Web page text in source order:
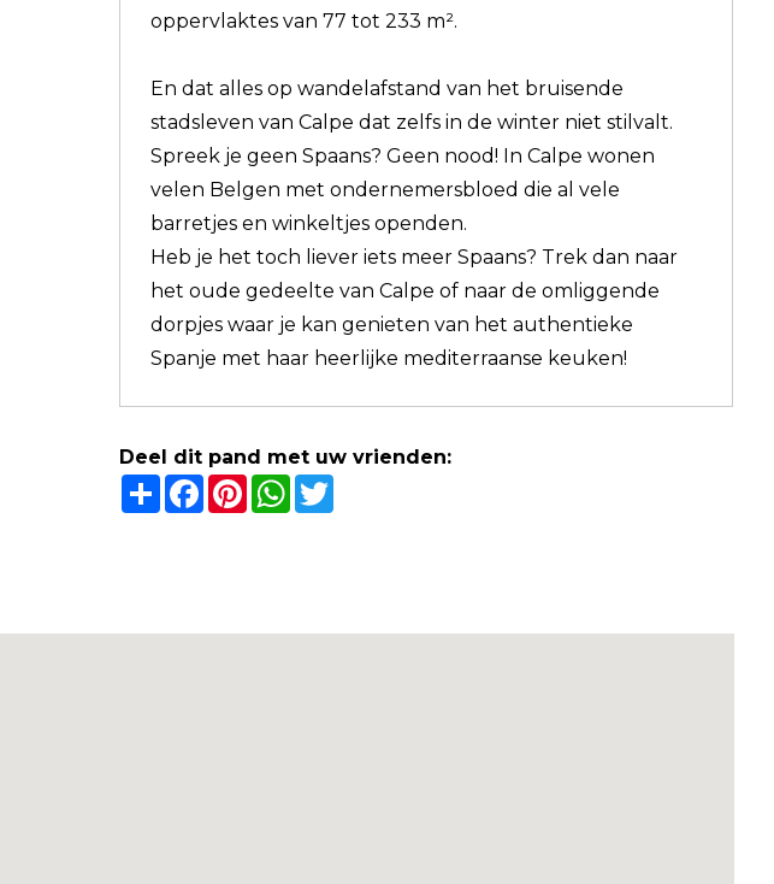
oppervlaktes van 77 tot 233 m².
En dat alles op wandelafstand van het bruisende
stadsleven van Calpe dat zelfs in de winter niet stilvalt.
Spreek je geen Spaans? Geen nood! In Calpe wonen
velen Belgen met ondernemersbloed die al vele
barretjes en winkeltjes openden.
Heb je het toch liever iets meer Spaans? Trek dan naar
het oude gedeelte van Calpe of naar de omliggende
dorpjes waar je kan genieten van het authentieke
Spanje met haar heerlijke mediterraanse keuken!
Deel dit pand met uw vrienden:
ShareFacebook
PinterestWhatsApp
Twitter